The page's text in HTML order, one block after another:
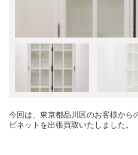
今回は、東京都品川区のお客様から
ビネットを出張買取いたしました。